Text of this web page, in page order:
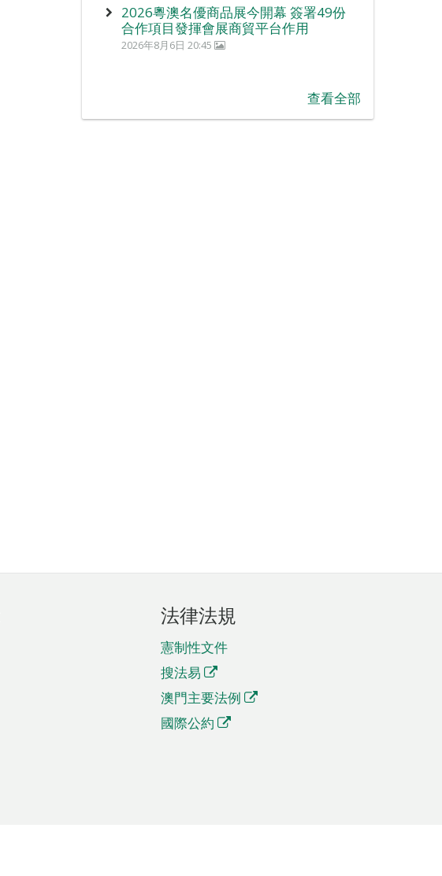
2026粵澳名優商品展今開幕 簽署49份
合作項目發揮會展商貿平台作用
2026年8月6日 20:45
查看全部
法律法規
憲制性文件
搜法易
澳門主要法例
國際公約